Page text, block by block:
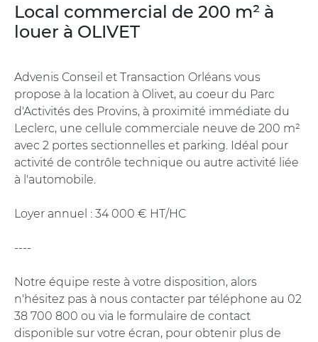
Local commercial de 200 m² à
louer à OLIVET
Advenis Conseil et Transaction Orléans vous
propose à la location à Olivet, au coeur du Parc
d'Activités des Provins, à proximité immédiate du
Leclerc, une cellule commerciale neuve de 200 m²
avec 2 portes sectionnelles et parking. Idéal pour
activité de contrôle technique ou autre activité liée
à l'automobile.
Loyer annuel : 34 000 € HT/HC
----
Notre équipe reste à votre disposition, alors
n'hésitez pas à nous contacter par téléphone au 02
38 700 800 ou via le formulaire de contact
disponible sur votre écran, pour obtenir plus de